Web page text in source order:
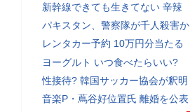
新幹線できても生きてない 辛辣
パキスタン、警察隊が千人殺害か
レンタカー予約 10万円分当たる
ヨーグルト いつ食べたらいい?
性接待? 韓国サッカー協会が釈明
音楽P・蔦谷好位置氏 離婚を公表